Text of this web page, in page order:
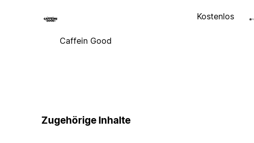
Caffein Good
Kostenlos
Zugehörige Inhalte